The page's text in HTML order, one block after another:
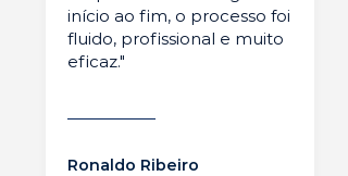
início ao fim, o processo foi
fluido, profissional e muito
eficaz."
Ronaldo Ribeiro